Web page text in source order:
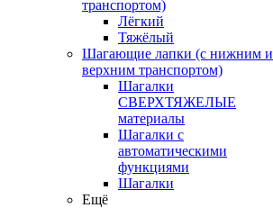
транспортом)
Лёгкий
Тяжёлый
Шагающие лапки (с нижним и
верхним транспортом)
Шагалки
СВЕРХТЯЖЕЛЫЕ
материалы
Шагалки с
автоматическими
функциями
Шагалки
Ещё